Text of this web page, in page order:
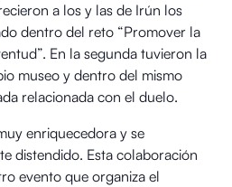
a los y las de Irún los
dentro del reto “Promover la
En la segunda tuvieron la
museo y dentro del mismo
relacionada con el duelo.
enriquecedora y se
distendido. Esta colaboración
evento que organiza el